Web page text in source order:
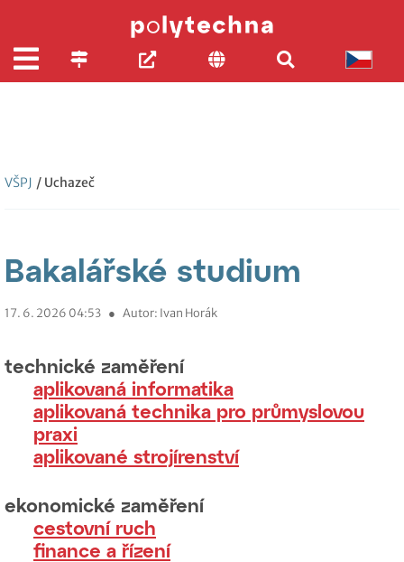
VŠPJ / Uchazeč
Bakalářské studium
17. 6. 2026 04:53 ● Autor: Ivan Horák
technické zaměření
aplikovaná informatika
aplikovaná technika pro průmyslovou
praxi
aplikované strojírenství
ekonomické zaměření
cestovní ruch
finance a řízení